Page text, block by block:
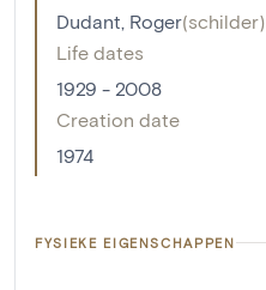
Dudant, Roger(schilder)
Life dates
1929 - 2008
Creation date
1974
FYSIEKE EIGENSCHAPPEN